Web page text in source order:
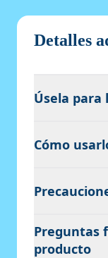
Detalles
Úsela para
Cómo
Preguntas
producto